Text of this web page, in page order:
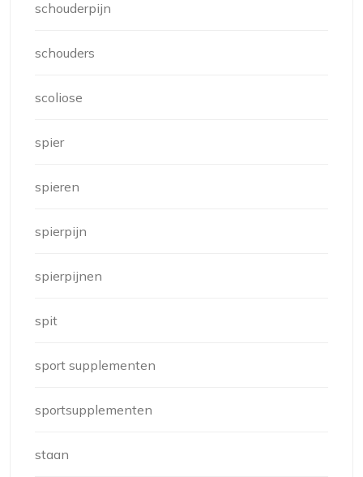
schouderpijn
schouders
scoliose
spier
spieren
spierpijn
spierpijnen
spit
sport supplementen
sportsupplementen
staan